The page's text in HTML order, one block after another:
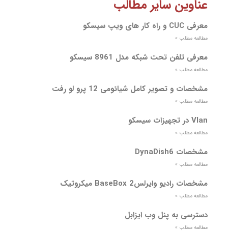
عناوین سایر مطالب
معرفی CUC و راه کار های ویپ سیسکو
مطالعه مطلب »
معرفی تلفن تحت شبکه مدل 8961 سیسکو
مطالعه مطلب »
مشخصات و تصویر کامل شیائومی 12 پرو لو رفت
مطالعه مطلب »
Vlan در تجهیزات سیسکو
مطالعه مطلب »
مشخصات DynaDish6
مطالعه مطلب »
مشخصات رادیو وایرلسBaseBox 2 میکروتیک
مطالعه مطلب »
دسترسی به پنل وب ایزابل
مطالعه مطلب »